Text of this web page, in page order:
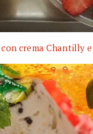
crema Chantilly